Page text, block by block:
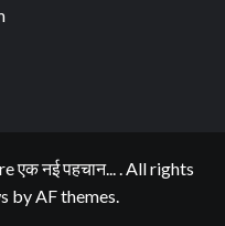
नई पहचान... . All rights
by AF themes.